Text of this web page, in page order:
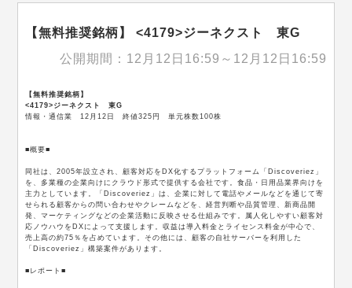
【無料推奨銘柄】 <4179>ジーネクスト 東G
公開期間：12月12日16:59～12月12日16:59
【無料推奨銘柄】
<4179>ジーネクスト 東G
情報・通信業 12月12日 終値325円 単元株数100株
■概要■
同社は、2005年設立され、顧客対応をDX化するプラットフォーム「Discoveriez」
を、多業種の企業向けにクラウド形式で提供する会社です。食品・日用品業界向けを
主力としています。「Discoveriez」は、企業に対して電話やメールなどを通じて寄
せられる顧客からの問い合わせやクレームなどを、経営判断や品質管理、新商品開
発、マーケティングなどの企業活動に反映させる仕組みです。属人化しやすい顧客対
応ノウハウをDXによって支援します。収益は導入料金とライセンス料金が中心で、
売上高の約75％を占めています。その他には、顧客の自社サーバーを利用した
「Discoveriez」構築案件があります。
■レポート■